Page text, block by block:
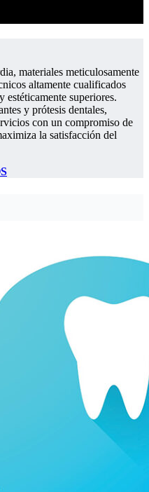
materiales meticulosamente
altamente cualificados
estéticamente superiores.
y prótesis dentales,
con un compromiso de
la satisfacción del